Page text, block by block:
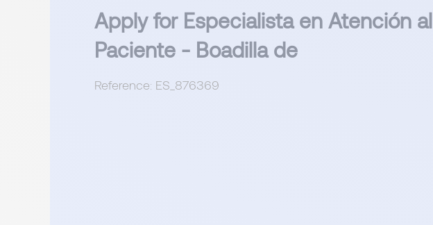
Apply for Especialista en Atención al
Paciente - Boadilla de
Reference: ES_876369